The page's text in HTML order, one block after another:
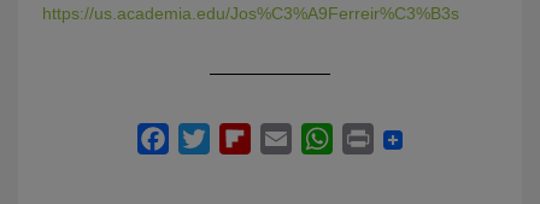
https://us.academia.edu/Jos%C3%A9Ferreir%C3%B3s